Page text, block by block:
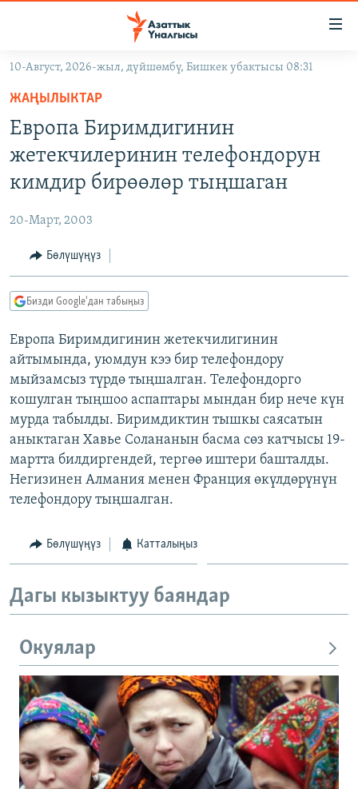
Навигацияга
өтүңүз
Издөөгө
салыңызКЫРГЫЗСТАН
МАДАНИЯТ
ДҮЙНӨ
ТВ ПРОГРАММАЛАР
БҮГҮН АЗАТТЫКТА
ДАНИСТЕ
ЭЖЕ-СИҢДИЛЕР
АЗАТТЫК+
ЫҢГАЙСЫЗ СУРООЛОР
ПОДКАСТ
ОНЛАЙН ШЕРИНЕ
ЭЕ/АРнун бардык сайттары
10-Август, 2026-жыл, дүйшөмбү, Бишкек убактысы 08:31
ЖАҢЫЛЫКТАР
Европа Биримдигинин
жетекчилеринин телефондорун
кимдир бирөөлөр тыңшаган
20-Март, 2003
Бөлүшүңүз
Бизди Google'дан табыңыз
Европа Биримдигинин жетекчилигинин
айтымында, уюмдун кээ бир телефондору
мыйзамсыз түрдө тыңшалган. Телефондорго
кошулган тыңшоо аспаптары мындан бир нече күн
мурда табылды. Биримдиктин тышкы саясатын
аныктаган Хавье Солананын басма сөз катчысы 19-
мартта билдиргендей, тергөө иштери башталды.
Негизинен Алмания менен Франция өкүлдөрүнүн
телефондору тыңшалган.
Бөлүшүңүз Катталыңыз
Дагы кызыктуу баяндар
Окуялар